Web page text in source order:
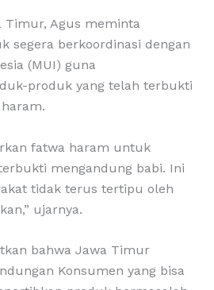
Timur, Agus meminta
segera berkoordinasi dengan
(MUI) guna
produk yang telah terbukti
fatwa haram untuk
mengandung babi. Ini
tidak terus tertipu oleh
ujarnya.
bahwa Jawa Timur
Konsumen yang bisa